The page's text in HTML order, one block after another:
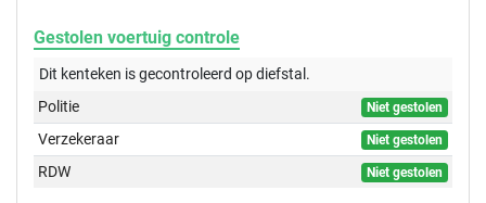
Gestolen voertuig controle
Dit kenteken is gecontroleerd opdiefstal.
Politie
Niet gestolen
Verzekeraar Niet gestolen
RDW Niet gestolen